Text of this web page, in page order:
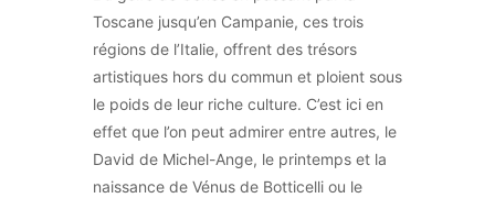
Toscane jusqu’en Campanie, ces trois
régions de l’Italie, offrent des trésors
artistiques hors du commun et ploient sous
le poids de leur riche culture. C’est ici en
effet que l’on peut admirer entre autres, le
David de Michel-Ange, le printemps et la
naissance de Vénus de Botticelli ou le